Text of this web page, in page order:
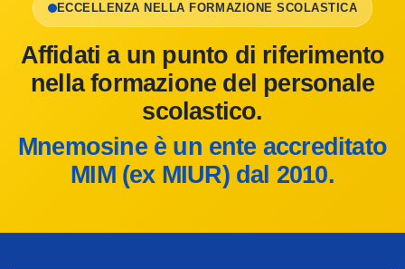
ECCELLENZA NELLA FORMAZIONE SCOLASTICA
Affidati a un punto di riferimento
nella formazione del personale
scolastico.
Mnemosine è un ente accreditato
MIM (ex MIUR) dal 2010.